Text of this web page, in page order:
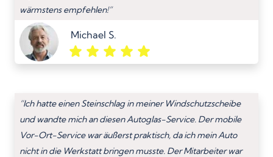
wärmstens empfehlen!”
Michael S.
“Ich hatte einen Steinschlag in meiner Windschutzscheibe
und wandte mich an diesen Autoglas-Service. Der mobile
Vor-Ort-Service war äußerst praktisch, da ich mein Auto
nicht in die Werkstatt bringen musste. Der Mitarbeiter war